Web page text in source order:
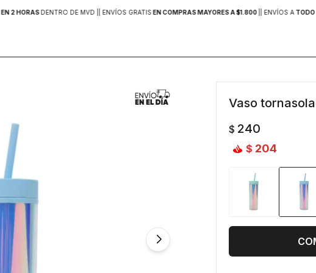
EN 2 HORASDENTRO DE MVD | | ENVÍOS GRATISEN COMPRAS MAYORES A $1.800 | ENVÍOS A TODO
Vaso
$ 240
$ 204